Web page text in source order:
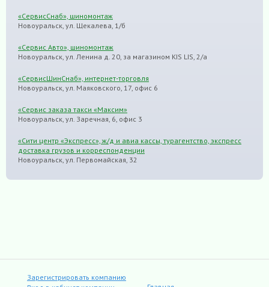
«СервисСнаб», шиномонтаж
Новоуральск, ул. Щекалева, 1/б
«Сервис Авто», шиномонтаж
Новоуральск, ул. Ленина д. 20, за магазином KIS LIS, 2/а
«СервисШинСнаб», интернет-торговля
Новоуральск, ул. Маяковского, 17, офис 6
«Сервис заказа такси «Максим»
Новоуральск, ул. Заречная, 6, офис 3
«Сити центр «Экспресс», ж/д и авиа кассы, турагентство, экспресс
доставка грузов и корреспонденции
Новоуральск, ул. Первомайская, 32
Зарегистрировать компанию